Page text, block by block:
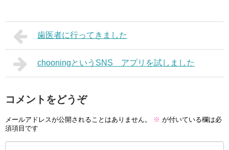
歯医者に行ってきました
chooningというSNS アプリを試しました
コメントをどうぞ
メールアドレスが公開されることはありません。 ※ が付いている欄は必
須項目です